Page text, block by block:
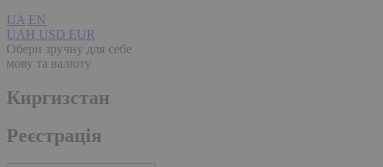
UA EN
UAH USD EUR
Обери зручну для себе
мову та валюту
Киргизстан
Реєстрація